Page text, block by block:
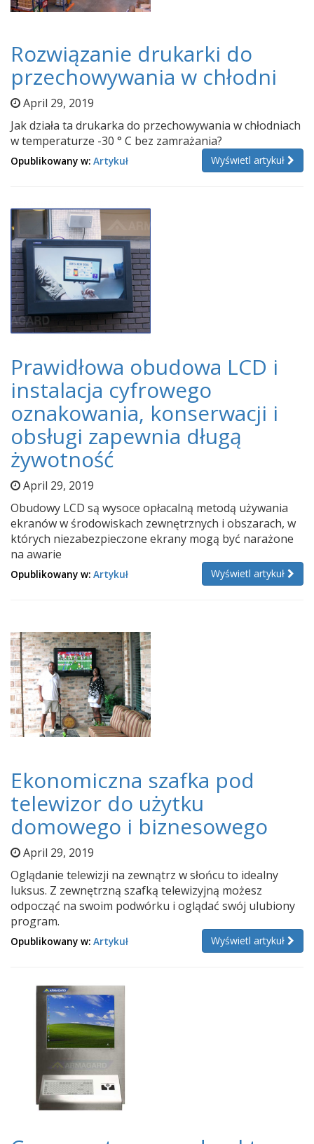
Rozwiązanie drukarki do
przechowywania w chłodni
April 29, 2019
Jak działa ta drukarka do przechowywania w chłodniach
w temperaturze -30 ° C bez zamrażania?
Wyświetl artykuł
Opublikowany w: Artykuł
Prawidłowa obudowa LCD i
instalacja cyfrowego
oznakowania, konserwacji i
obsługi zapewnia długą
żywotność
April 29, 2019
Obudowy LCD są wysoce opłacalną metodą używania
ekranów w środowiskach zewnętrznych i obszarach, w
których niezabezpieczone ekrany mogą być narażone
na awarie
Wyświetl artykuł
Opublikowany w: Artykuł
Ekonomiczna szafka pod
telewizor do użytku
domowego i biznesowego
April 29, 2019
Oglądanie telewizji na zewnątrz w słońcu to idealny
luksus. Z zewnętrzną szafką telewizyjną możesz
odpocząć na swoim podwórku i oglądać swój ulubiony
program.
Wyświetl artykuł
Opublikowany w: Artykuł